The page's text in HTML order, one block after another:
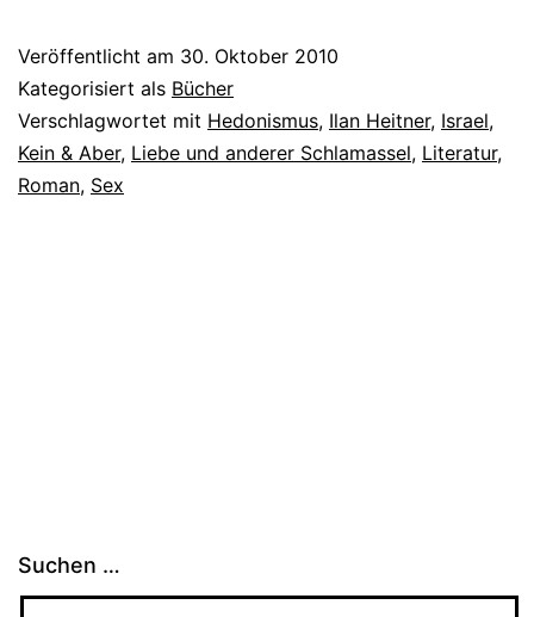
Veröffentlicht am 30. Oktober 2010
Kategorisiert als Bücher
Verschlagwortet mit Hedonismus, Ilan Heitner, Israel,
Kein & Aber, Liebe und anderer Schlamassel, Literatur,
Roman, Sex
Suchen …